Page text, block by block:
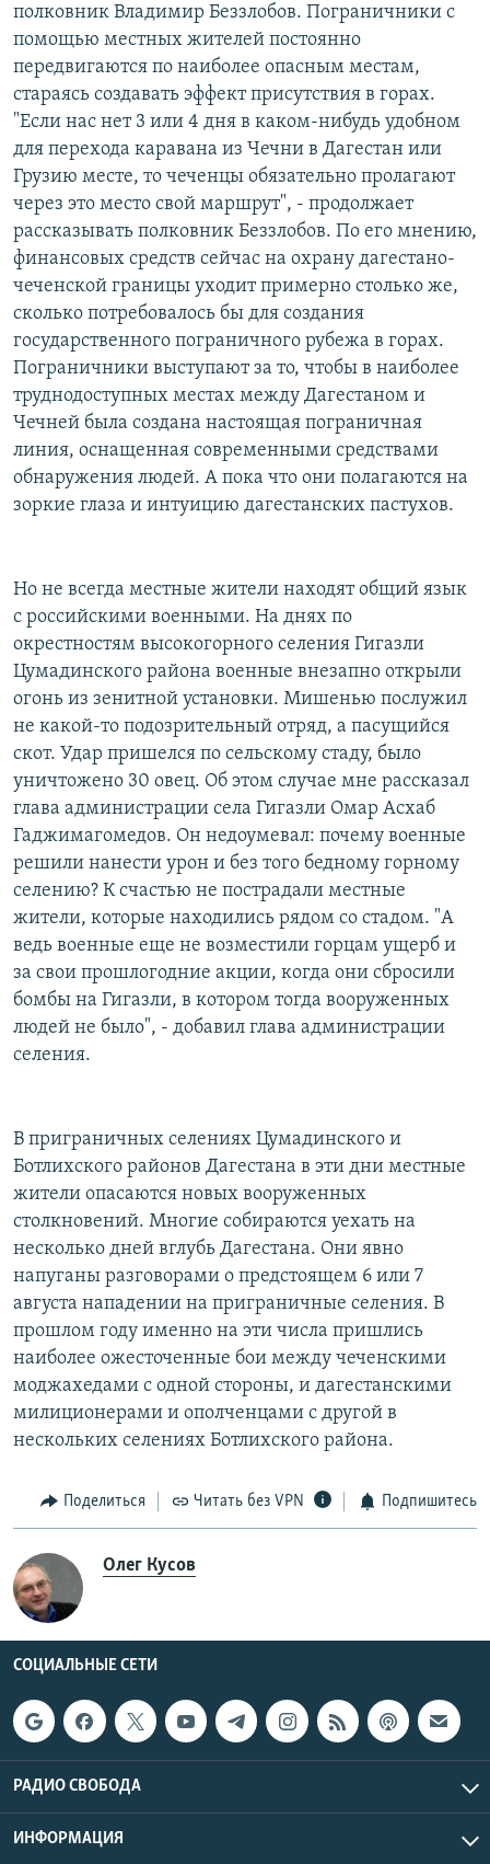
полковник Владимир Беззлобов. Пограничники с
помощью местных жителей постоянно
передвигаются по наиболее опасным местам,
стараясь создавать эффект присутствия в горах.
"Если нас нет 3 или 4 дня в каком-нибудь удобном
для перехода каравана из Чечни в Дагестан или
Грузию месте, то чеченцы обязательно пролагают
через это место свой маршрут", - продолжает
рассказывать полковник Беззлобов. По его мнению,
финансовых средств сейчас на охрану дагестано-
чеченской границы уходит примерно столько же,
сколько потребовалось бы для создания
государственного пограничного рубежа в горах.
Пограничники выступают за то, чтобы в наиболее
труднодоступных местах между Дагестаном и
Чечней была создана настоящая пограничная
линия, оснащенная современными средствами
обнаружения людей. А пока что они полагаются на
зоркие глаза и интуицию дагестанских пастухов.
Но не всегда местные жители находят общий язык
с российскими военными. На днях по
окрестностям высокогорного селения Гигазли
Цумадинского района военные внезапно открыли
огонь из зенитной установки. Мишенью послужил
не какой-то подозрительный отряд, а пасущийся
скот. Удар пришелся по сельскому стаду, было
уничтожено 30 овец. Об этом случае мне рассказал
глава администрации села Гигазли Омар Асхаб
Гаджимагомедов. Он недоумевал: почему военные
решили нанести урон и без того бедному горному
селению? К счастью не пострадали местные
жители, которые находились рядом со стадом. "А
ведь военные еще не возместили горцам ущерб и
за свои прошлогодние акции, когда они сбросили
бомбы на Гигазли, в котором тогда вооруженных
людей не было", - добавил глава администрации
селения.
В приграничных селениях Цумадинского и
Ботлихского районов Дагестана в эти дни местные
жители опасаются новых вооруженных
столкновений. Многие собираются уехать на
несколько дней вглубь Дагестана. Они явно
напуганы разговорами о предстоящем 6 или 7
августа нападении на приграничные селения. В
прошлом году именно на эти числа пришлись
наиболее ожесточенные бои между чеченскими
моджахедами с одной стороны, и дагестанскими
милиционерами и ополченцами с другой в
нескольких селениях Ботлихского района.
Поделиться Читать без VPN Подпишитесь
Олег Кусов
СОЦИАЛЬНЫЕ СЕТИ
РАДИО СВОБОДА
ИНФОРМАЦИЯ